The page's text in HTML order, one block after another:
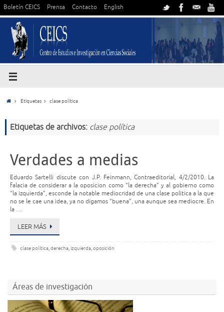
Boletín CEICS Prensa Contacto English
Etiquetas clase política
Etiquetas de archivos: clase política
Verdades a medias
Eduardo Sartelli discute con J.P. Feinmann, Contraeditorial, 4/2/2010. La
falacia de considerar a la oposicion como “la derecha” y al gobierno como
“la izquierda”, esconde la notable mediocridad de una clase politica a la que
no se le cae una idea, ya no digamos “buena”, una aunque sea mediocre. En
la …
LEER MÁS
clase política,derecha,izquierda,oposición
Áreas de investigación